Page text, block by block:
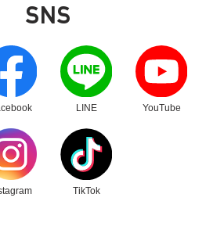
SNS
ンドウリンク
LINE
別ウィンドウリンク
YouTube
別ウィンドウリンク
ンドウリンク
TikTok
別ウィンドウリンク